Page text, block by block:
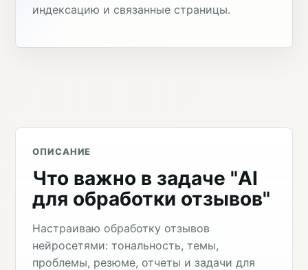
индексацию и связанные страницы.
ОПИСАНИЕ
Что важно в задаче "AI
для обработки отзывов"
Настраиваю обработку отзывов
нейросетями: тональность, темы,
проблемы, резюме, отчеты и задачи для